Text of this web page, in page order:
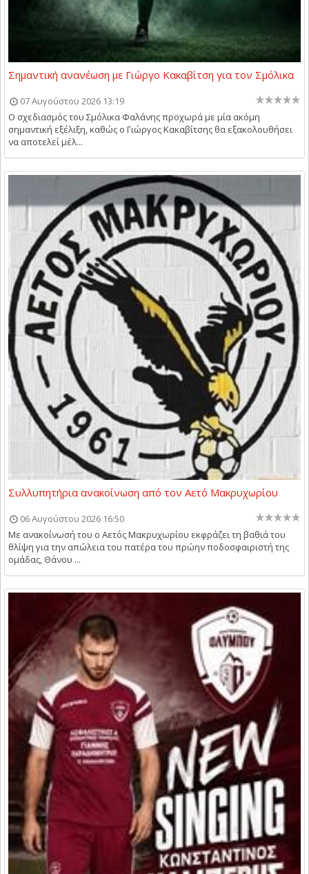
Σημαντική ανανέωση με Γιώργο Κακαβίτση για τον Σμόλικα
07 Αυγούστου 2026 13:19
Ο σχεδιασμός του Σμόλικα Φαλάνης προχωρά με μία ακόμη
σημαντική εξέλιξη, καθώς ο Γιώργος Κακαβίτσης θα εξακολουθήσει
να αποτελεί μέλ...
Συλλυπητήρια ανακοίνωση από τον Αετό Μακρυχωρίου
06 Αυγούστου 2026 16:50
Με ανακοίνωσή του ο Αετός Μακρυχωρίου εκφράζει τη βαθιά του
θλίψη για την απώλεια του πατέρα του πρώην ποδοσφαιριστή της
ομάδας, Θάνου ...